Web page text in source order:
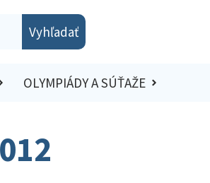
Vyhľadať
OLYMPIÁDY A SÚŤAŽE